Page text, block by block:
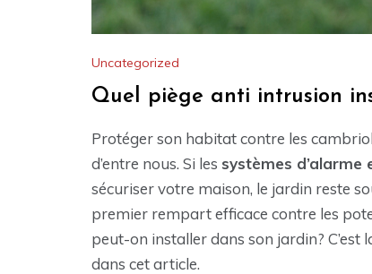
Uncategorized
Quel piège anti intrusion
Protéger son habitat contre les
d’entre nous. Si les systèmes d’alarme
sécuriser votre maison, le jardin reste
premier rempart efficace contre les
peut-on installer dans son jardin?
dans cet article.